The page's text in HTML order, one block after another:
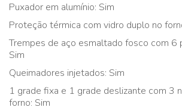
Puxador em alumínio: Sim
Proteção térmica com vidro duplo no
Trempes de aço esmaltado fosco com 6
Sim
Queimadores injetados: Sim
1 grade fixa e 1 grade deslizante com 3
forno: Sim